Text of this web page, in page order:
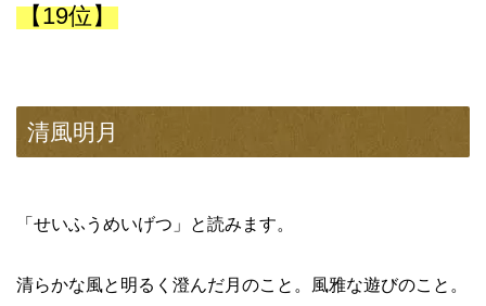
【19位】
清風明月
「せいふうめいげつ」と読みます。
清らかな風と明るく澄んだ月のこと。風雅な遊びのこと。